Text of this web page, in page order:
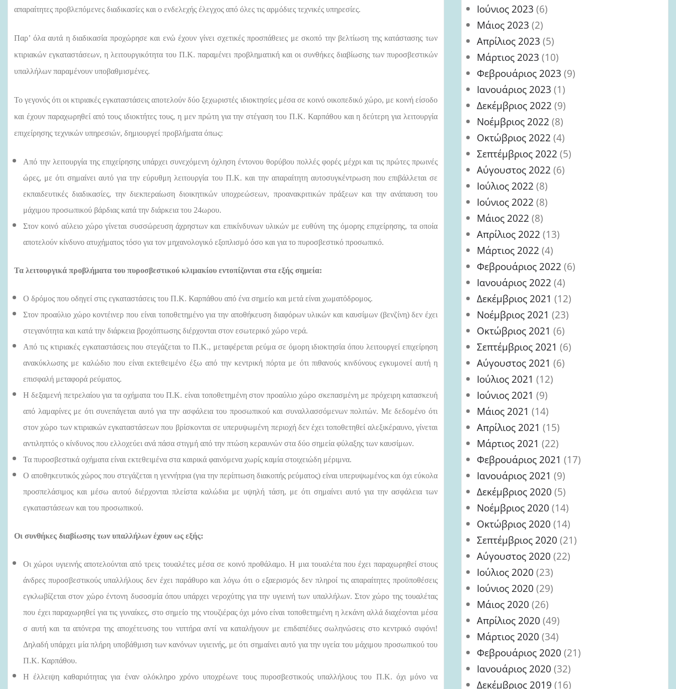
απαραίτητες προβλεπόμενες διαδικασίες και ο ενδελεχής έλεγχος από όλες τις αρμόδιες τεχνικές υπηρεσίες.
Παρ’ όλα αυτά η διαδικασία προχώρησε και ενώ έχουν γίνει σχετικές προσπάθειες με σκοπό την βελτίωση της κατάστασης των
κτιριακών εγκαταστάσεων, η λειτουργικότητα του Π.Κ. παραμένει προβληματική και οι συνθήκες διαβίωσης των πυροσβεστικών
υπαλλήλων παραμένουν υποβαθμισμένες.
Το γεγονός ότι οι κτιριακές εγκαταστάσεις αποτελούν δύο ξεχωριστές ιδιοκτησίες μέσα σε κοινό οικοπεδικό χώρο, με κοινή είσοδο
και έχουν παραχωρηθεί από τους ιδιοκτήτες τους, η μεν πρώτη για την στέγαση του Π.Κ. Καρπάθου και η δεύτερη για λειτουργία
επιχείρησης τεχνικών υπηρεσιών, δημιουργεί προβλήματα όπως:
Από την λειτουργία της επιχείρησης υπάρχει συνεχόμενη όχληση έντονου θορύβου πολλές φορές μέχρι και τις πρώτες πρωινές
ώρες, με ότι σημαίνει αυτό για την εύρυθμη λειτουργία του Π.Κ. και την απαραίτητη αυτοσυγκέντρωση που επιβάλλεται σε
εκπαιδευτικές διαδικασίες, την διεκπεραίωση διοικητικών υποχρεώσεων, προανακριτικών πράξεων και την ανάπαυση του
μάχιμου προσωπικού βάρδιας κατά την διάρκεια του 24ωρου.
Στον κοινό αύλειο χώρο γίνεται συσσώρευση άχρηστων και επικίνδυνων υλικών με ευθύνη της όμορης επιχείρησης, τα οποία
αποτελούν κίνδυνο ατυχήματος τόσο για τον μηχανολογικό εξοπλισμό όσο και για το πυροσβεστικό προσωπικό.
Τα λειτουργικά προβλήματα του πυροσβεστικού κλιμακίου εντοπίζονται στα εξής σημεία:
Ο δρόμος που οδηγεί στις εγκαταστάσεις του Π.Κ. Καρπάθου από ένα σημείο και μετά είναι χωματόδρομος.
Στον προαύλιο χώρο κοντέινερ που είναι τοποθετημένο για την αποθήκευση διαφόρων υλικών και καυσίμων (βενζίνη) δεν έχει
στεγανότητα και κατά την διάρκεια βροχόπτωσης διέρχονται στον εσωτερικό χώρο νερά.
Από τις κτιριακές εγκαταστάσεις που στεγάζεται το Π.Κ., μεταφέρεται ρεύμα σε όμορη ιδιοκτησία όπου λειτουργεί επιχείρηση
ανακύκλωσης με καλώδιο που είναι εκτεθειμένο έξω από την κεντρική πόρτα με ότι πιθανούς κινδύνους εγκυμονεί αυτή η
επισφαλή μεταφορά ρεύματος.
Η δεξαμενή πετρελαίου για τα οχήματα του Π.Κ. είναι τοποθετημένη στον προαύλιο χώρο σκεπασμένη με πρόχειρη κατασκευή
από λαμαρίνες με ότι συνεπάγεται αυτό για την ασφάλεια του προσωπικού και συναλλασσόμενων πολιτών. Με δεδομένο ότι
στον χώρο των κτιριακών εγκαταστάσεων που βρίσκονται σε υπερυψωμένη περιοχή δεν έχει τοποθετηθεί αλεξικέραυνο, γίνεται
αντιληπτός ο κίνδυνος που ελλοχεύει ανά πάσα στιγμή από την πτώση κεραυνών στα δύο σημεία φύλαξης των καυσίμων.
Τα πυροσβεστικά οχήματα είναι εκτεθειμένα στα καιρικά φαινόμενα χωρίς καμία στοιχειώδη μέριμνα.
Ο αποθηκευτικός χώρος που στεγάζεται η γεννήτρια (για την περίπτωση διακοπής ρεύματος) είναι υπερυψωμένος και όχι εύκολα
προσπελάσιμος και μέσω αυτού διέρχονται πλείστα καλώδια με υψηλή τάση, με ότι σημαίνει αυτό για την ασφάλεια των
εγκαταστάσεων και του προσωπικού.
Οι συνθήκες διαβίωσης των υπαλλήλων έχουν ως εξής:
Οι χώροι υγιεινής αποτελούνται από τρεις τουαλέτες μέσα σε κοινό προθάλαμο. Η μια τουαλέτα που έχει παραχωρηθεί στους
άνδρες πυροσβεστικούς υπαλλήλους δεν έχει παράθυρο και λόγω ότι ο εξαερισμός δεν πληροί τις απαραίτητες προϋποθέσεις
εγκλωβίζεται στον χώρο έντονη δυσοσμία όπου υπάρχει νεροχύτης για την υγιεινή των υπαλλήλων. Στον χώρο της τουαλέτας
που έχει παραχωρηθεί για τις γυναίκες, στο σημείο της ντουζιέρας όχι μόνο είναι τοποθετημένη η λεκάνη αλλά διαχέονται μέσα
σ αυτή και τα απόνερα της αποχέτευσης του νιπτήρα αντί να καταλήγουν με επιδαπέδιες σωληνώσεις στο κεντρικό σιφόνι!
Δηλαδή υπάρχει μία πλήρη υποβάθμιση των κανόνων υγιεινής, με ότι σημαίνει αυτό για την υγεία του μάχιμου προσωπικού του
Π.Κ. Καρπάθου.
Η έλλειψη καθαριότητας για έναν ολόκληρο χρόνο υποχρέωνε τους πυροσβεστικούς υπαλλήλους του Π.Κ. όχι μόνο να
Ιούνιος 2023 (6)
Μάιος 2023 (2)
Απρίλιος 2023 (5)
Μάρτιος 2023 (10)
Φεβρουάριος 2023 (9)
Ιανουάριος 2023 (1)
Δεκέμβριος 2022 (9)
Νοέμβριος 2022 (8)
Οκτώβριος 2022 (4)
Σεπτέμβριος 2022 (5)
Αύγουστος 2022 (6)
Ιούλιος 2022 (8)
Ιούνιος 2022 (8)
Μάιος 2022 (8)
Απρίλιος 2022 (13)
Μάρτιος 2022 (4)
Φεβρουάριος 2022 (6)
Ιανουάριος 2022 (4)
Δεκέμβριος 2021 (12)
Νοέμβριος 2021 (23)
Οκτώβριος 2021 (6)
Σεπτέμβριος 2021 (6)
Αύγουστος 2021 (6)
Ιούλιος 2021 (12)
Ιούνιος 2021 (9)
Μάιος 2021 (14)
Απρίλιος 2021 (15)
Μάρτιος 2021 (22)
Φεβρουάριος 2021 (17)
Ιανουάριος 2021 (9)
Δεκέμβριος 2020 (5)
Νοέμβριος 2020 (14)
Οκτώβριος 2020 (14)
Σεπτέμβριος 2020 (21)
Αύγουστος 2020 (22)
Ιούλιος 2020 (23)
Ιούνιος 2020 (29)
Μάιος 2020 (26)
Απρίλιος 2020 (49)
Μάρτιος 2020 (34)
Φεβρουάριος 2020 (21)
Ιανουάριος 2020 (32)
Δεκέμβριος 2019 (16)